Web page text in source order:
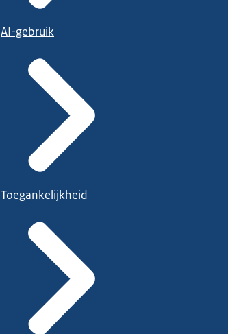
AI-gebruik
Toegankelijkheid